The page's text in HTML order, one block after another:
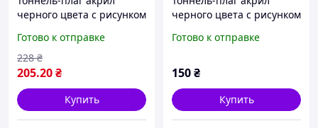
черного цвета с рисунком
стразами по контуру
18мм UFTNJ04
Готово к отправке
205.20₴
228 ₴
Купить
черного цвета с рисунком
стразами по контуру 6мм
Готово к отправке
150₴
Купить